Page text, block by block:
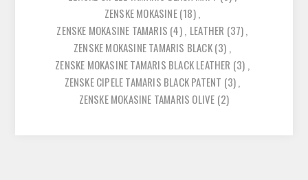
ZENSKE MOKASINE(18),
ZENSKE MOKASINE TAMARIS (4), LEATHER (37),
ZENSKE MOKASINE TAMARIS BLACK(3) ,
ZENSKE MOKASINE TAMARIS BLACK LEATHER (3) ,
ZENSKE CIPELE TAMARIS BLACK PATENT (3),
ZENSKE MOKASINE TAMARIS OLIVE (2)